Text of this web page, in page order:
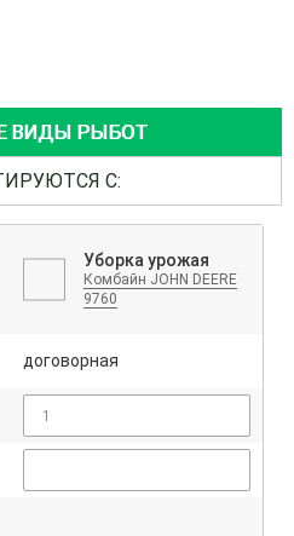
ВИДЫ РЫБОТ
С:
Уборка урожая
Комбайн JOHN DEERE
9760
договорная